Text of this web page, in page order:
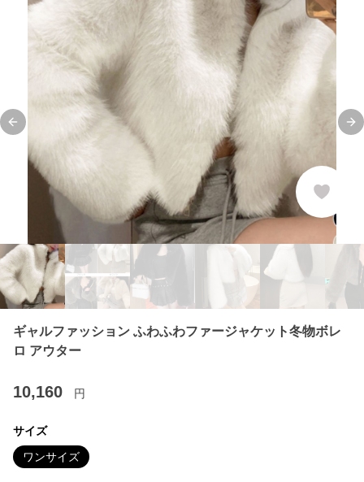
Previous slide
ギャルファッション ふわふわファージャケット冬物ボレ
ロ アウター
10,160 円
サイズ
ワンサイズ